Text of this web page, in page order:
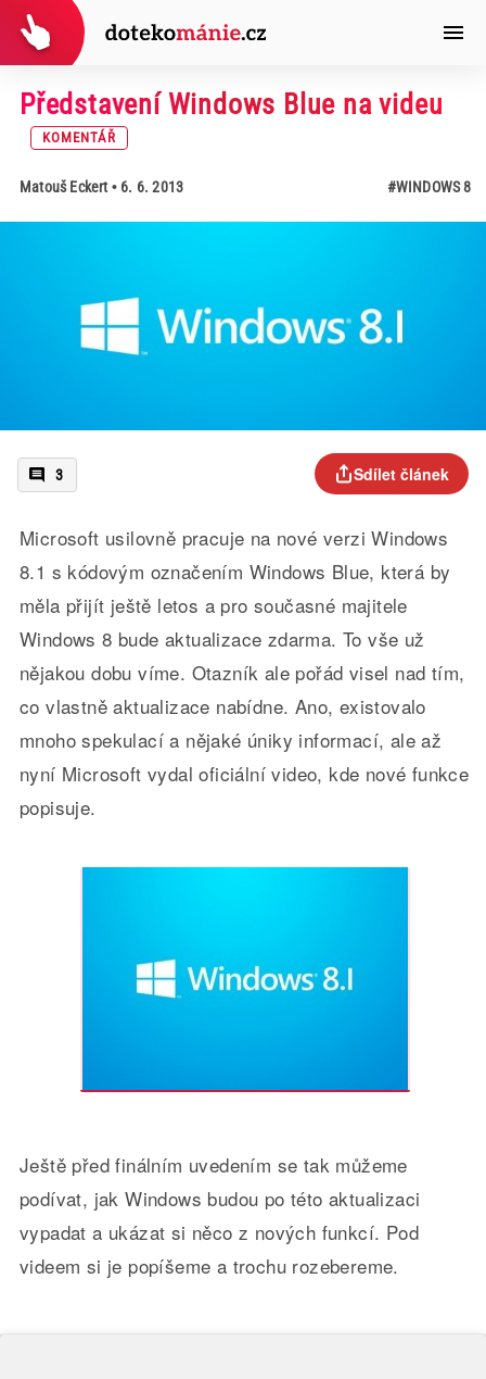
Představení Windows Blue na videu
KOMENTÁŘ
Matouš Eckert• 6. 6. 2013 #WINDOWS 8
3 Sdílet článek
Microsoft usilovně pracuje na nové verzi Windows
8.1 s kódovým označením Windows Blue, která by
měla přijít ještě letos a pro současné majitele
Windows 8 bude aktualizace zdarma. To vše už
nějakou dobu víme. Otazník ale pořád visel nad tím,
co vlastně aktualizace nabídne. Ano, existovalo
mnoho spekulací a nějaké úniky informací, ale až
nyní Microsoft vydal oficiální video, kde nové funkce
popisuje.
Ještě před finálním uvedením se tak můžeme
podívat, jak Windows budou po této aktualizaci
vypadat a ukázat si něco z nových funkcí. Pod
videem si je popíšeme a trochu rozebereme.